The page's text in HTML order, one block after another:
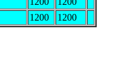
1200 1200